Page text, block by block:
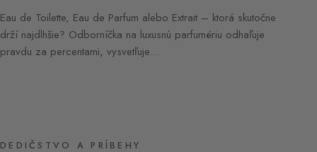
Eau de Toilette, Eau de Parfum alebo Extrait – ktorá skutočne
drží najdlhšie? Odborníčka na luxusnú parfumériu odhaľuje
pravdu za percentami, vysvetľuje…
DEDIČSTVO A PRÍBEHY